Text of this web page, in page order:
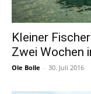
Kleiner
Zwei Wochen
Ole Bolle - 30. Juli 2016